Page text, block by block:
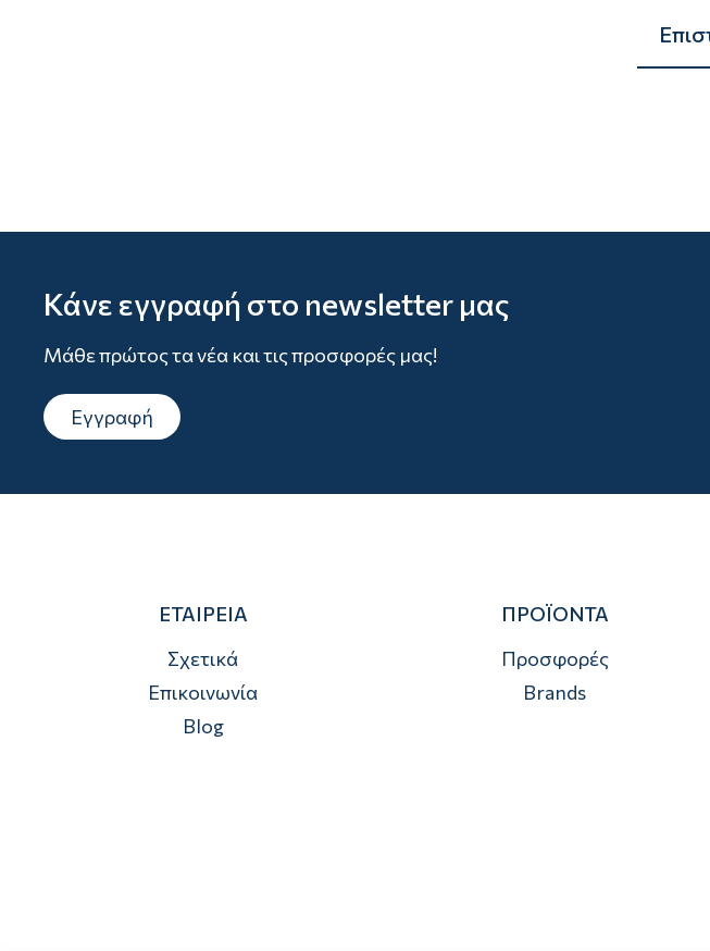
Κάνε εγγραφή στο newsletter μας
Μάθε πρώτος τα νέα και τις προσφορές μας!
Εγγραφή
ΕΤΑΙΡΕΙΑ
Σχετικά
Επικοινωνία
Blog
ΠΡΟΪΟΝΤΑ
Προσφορές
Brands